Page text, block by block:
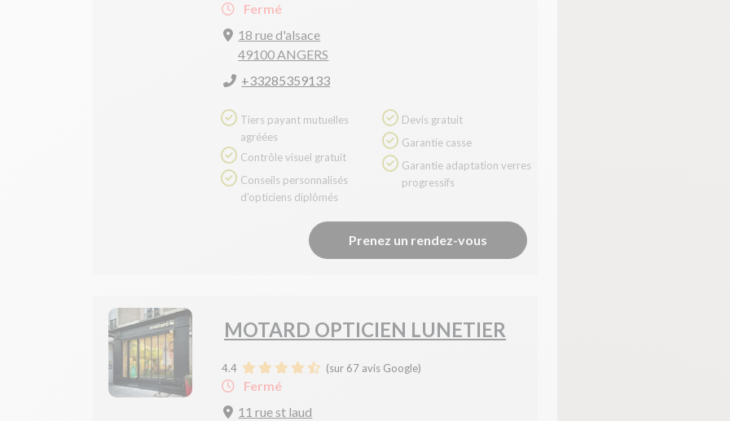
Fermé
18 rue d'alsace
49100 ANGERS
+33285359133
agréées
Contrôle visuel gratuit
d'opticiens diplômés
Devis gratuit
Garantie casse
progressifs
Prenez un rendez-vous
MOTARD OPTICIEN LUNETIER
4.4 (sur 67 avis Google)
Fermé
11 rue st laud